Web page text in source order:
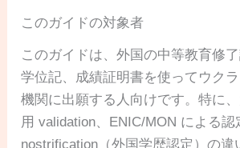
このガイドの対象者
このガイドは、外国の中等教育修了
学位記、成績証明書を使ってウク
機関に出願する人向けです。特に
用 validation、ENIC/MON による
nostrification（外国学歴認定）の違